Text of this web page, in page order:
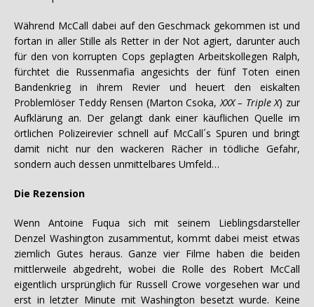
Während McCall dabei auf den Geschmack gekommen ist und
fortan in aller Stille als Retter in der Not agiert, darunter auch
für den von korrupten Cops geplagten Arbeitskollegen Ralph,
fürchtet die Russenmafia angesichts der fünf Toten einen
Bandenkrieg in ihrem Revier und heuert den eiskalten
Problemlöser Teddy Rensen (Marton Csoka, XXX – Triple X) zur
Aufklärung an. Der gelangt dank einer käuflichen Quelle im
örtlichen Polizeirevier schnell auf McCall´s Spuren und bringt
damit nicht nur den wackeren Rächer in tödliche Gefahr,
sondern auch dessen unmittelbares Umfeld…
Die Rezension
Wenn Antoine Fuqua sich mit seinem Lieblingsdarsteller
Denzel Washington zusammentut, kommt dabei meist etwas
ziemlich Gutes heraus. Ganze vier Filme haben die beiden
mittlerweile abgedreht, wobei die Rolle des Robert McCall
eigentlich ursprünglich für Russell Crowe vorgesehen war und
erst in letzter Minute mit Washington besetzt wurde. Keine